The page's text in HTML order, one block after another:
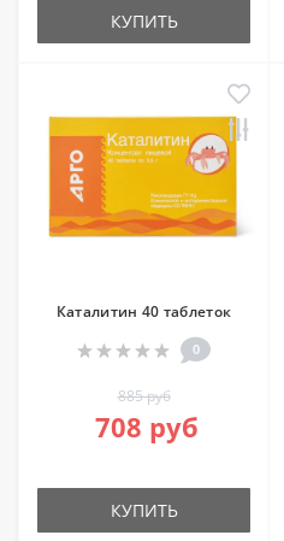
КУПИТЬ
Каталитин 40 таблеток
0
885 руб
708 руб
КУПИТЬ